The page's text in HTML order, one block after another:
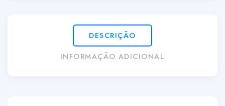
DESCRIÇÃO
INFORMAÇÃO ADICIONAL